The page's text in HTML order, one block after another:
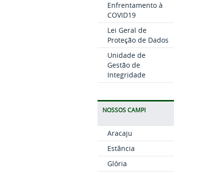
Enfrentamento à
COVID19
Lei Geral de
Proteção de Dados
Unidade de
Gestão de
Integridade
NOSSOS CAMPI
Aracaju
Estância
Glória